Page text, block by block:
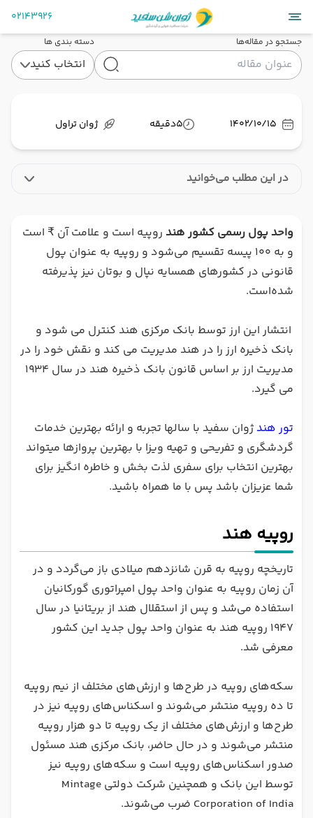
02143926
جستجو در مقاله‌ها دسته بندی ها
انتخاب کنید
5دقیقه 1402/10/15 ژوان تراول
در این مطلب می‌خوانید
واحد پول رسمی کشور هند روپیه است و علامت آن ₹ است
و به ۱۰۰ پیسه تقسیم می‌شود و روپیه به عنوان پول
قانونی در کشورهای همسایه نپال و بوتان نیز پذیرفته
شده‌است.
انتشار این ارز توسط بانک مرکزی هند کنترل می شود و
بانک ذخیره ارز را در هند مدیریت می کند و نقش خود را در
مدیریت ارز بر اساس قانون بانک ذخیره هند در سال 1934
می گیرد.
تور هندژوان سفید با سالها تجربه و ارائه بهترین خدمات
گردشگری و تفریحی و تهیه ویزا با بهترین پروازها میتواند
بهترین انتخاب برای سفری لذت بخش و خاطره انگیز برای
شما عزیزان باشد پس با ما همراه باشید.
روپیه هند
تاریخچه روپیه به قرن شانزدهم میلادی باز می‌گردد و در
آن زمان روپیه به عنوان واحد پول امپراتوری گورکانیان
استفاده می‌شد و پس از استقلال هند از بریتانیا در سال
۱۹۴۷ روپیه هند به عنوان واحد پول جدید این کشور
معرفی شد.
سکه‌های روپیه در طرح‌ها و ارزش‌های مختلف از نیم روپیه
تا ده روپیه منتشر می‌شوند و اسکناس‌های روپیه نیز در
طرح‌ها و ارزش‌های مختلف از یک روپیه تا دو هزار روپیه
منتشر می‌شوند و در حال حاضر، بانک مرکزی هند مسئول
صدور اسکناس‌های روپیه است و سکه‌های روپیه نیز
توسط این بانک و همچنین شرکت دولتی Mintage
Corporation of India ضرب می‌شوند.